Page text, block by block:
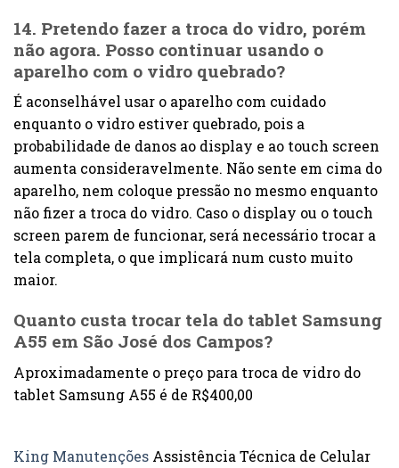
14. Pretendo fazer a troca do vidro, porém
não agora. Posso continuar usando o
aparelho com o vidro quebrado?
É aconselhável usar o aparelho com cuidado
enquanto o vidro estiver quebrado, pois a
probabilidade de danos ao display e ao touch screen
aumenta consideravelmente. Não sente em cima do
aparelho, nem coloque pressão no mesmo enquanto
não fizer a troca do vidro. Caso o display ou o touch
screen parem de funcionar, será necessário trocar a
tela completa, o que implicará num custo muito
maior.
Quanto custa trocar tela do tablet Samsung
A55 em São José dos Campos?
Aproximadamente o preço para troca de vidro do
tablet Samsung A55 é de R$400,00
King Manutenções Assistência Técnica de Celular